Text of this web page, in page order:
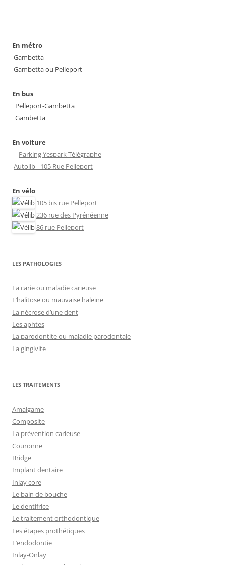
En métro
Gambetta
Gambetta ou Pelleport
En bus
Pelleport-Gambetta
Gambetta
En voiture
Parking Yespark Télégraphe
Autolib - 105 Rue Pelleport
En vélo
105 bis rue Pelleport
236 rue des Pyrénéenne
86 rue Pelleport
LES PATHOLOGIES
La carie ou maladie carieuse
L’halitose ou mauvaise haleine
La nécrose d’une dent
Les aphtes
La parodontite ou maladie parodontale
La gingivite
LES TRAITEMENTS
Amalgame
Composite
La prévention carieuse
Couronne
Bridge
Implant dentaire
Inlay core
Le bain de bouche
Le dentifrice
Le traitement orthodontique
Les étapes prothétiques
L’endodontie
Inlay-Onlay